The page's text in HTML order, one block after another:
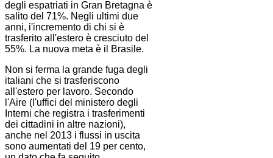
degli espatriati in Gran Bretagna è
salito del 71%. Negli ultimi due
anni, i'incremento di chi si è
trasferito all'estero è cresciuto del
55%. La nuova meta è il Brasile.
Non si ferma la grande fuga degli
italiani che si trasferiscono
all'estero per lavoro. Secondo
l'Aire (l'uffici del ministero degli
Interni che registra i trasferimenti
dei cittadini in altre nazioni),
anche nel 2013 i flussi in uscita
sono aumentati del 19 per cento,